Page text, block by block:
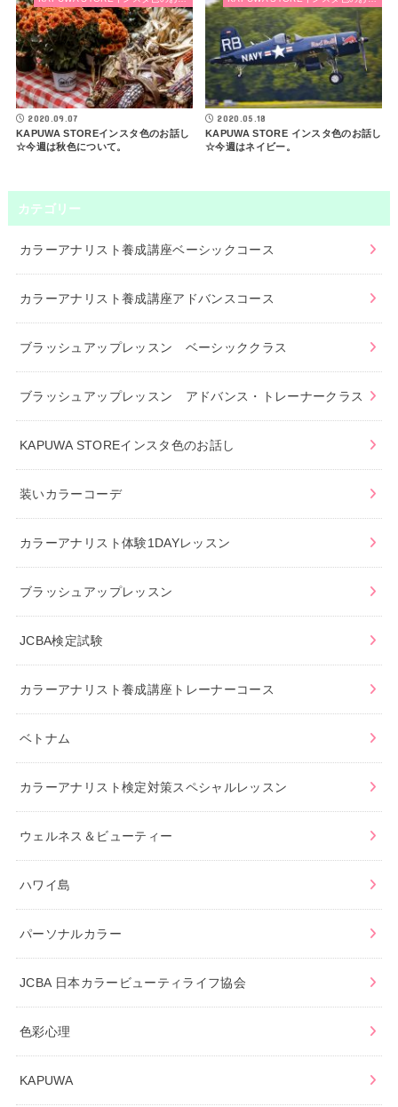
2020.09.07
KAPUWA STOREインスタ色のお話し
☆今週は秋色について。
2020.05.18
KAPUWA STORE インスタ色のお話し
☆今週はネイビー。
カテゴリー
カラーアナリスト養成講座ベーシックコース
カラーアナリスト養成講座アドバンスコース
ブラッシュアップレッスン ベーシッククラス
ブラッシュアップレッスン アドバンス・トレーナークラス
KAPUWA STOREインスタ色のお話し
装いカラーコーデ
カラーアナリスト体験1DAYレッスン
ブラッシュアップレッスン
JCBA検定試験
カラーアナリスト養成講座トレーナーコース
ベトナム
カラーアナリスト検定対策スペシャルレッスン
ウェルネス＆ビューティー
ハワイ島
パーソナルカラー
JCBA 日本カラービューティライフ協会
色彩心理
KAPUWA